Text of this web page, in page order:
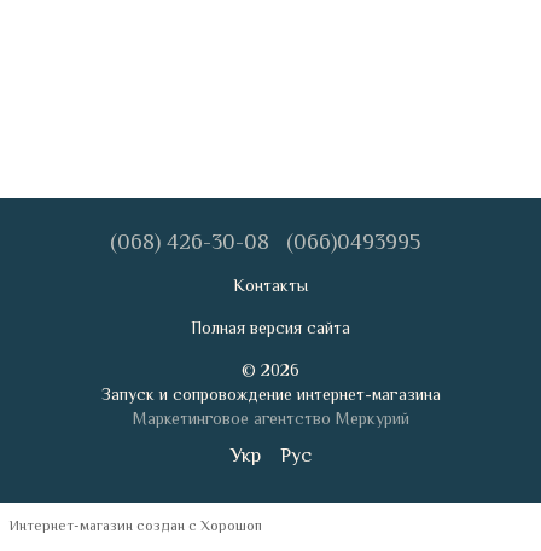
(068) 426-30-08 (066)0493995
Контакты
Полная версия сайта
© 2026
Запуск и сопровождение интернет-магазина
Маркетинговое агентство Меркурий
Укр Рус
Интернет-магазин создан с Хорошоп